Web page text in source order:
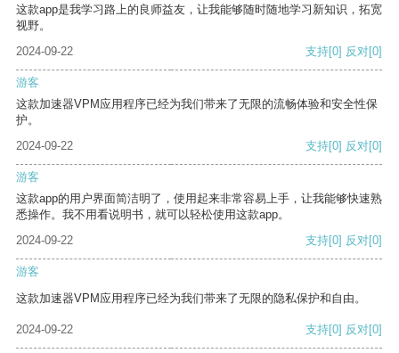
这款app是我学习路上的良师益友，让我能够随时随地学习新知识，拓宽
视野。
2024-09-22
支持[0] 反对[0]
游客
这款加速器VPM应用程序已经为我们带来了无限的流畅体验和安全性保
护。
2024-09-22
支持[0] 反对[0]
游客
这款app的用户界面简洁明了，使用起来非常容易上手，让我能够快速熟
悉操作。我不用看说明书，就可以轻松使用这款app。
2024-09-22
支持[0] 反对[0]
游客
这款加速器VPM应用程序已经为我们带来了无限的隐私保护和自由。
2024-09-22 支持[0] 反对[0]